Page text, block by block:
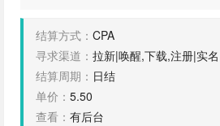
结算方式： CPA
寻求渠道： 拉新|唤醒,下载,注册|实名
结算周期： 日结
单价： 5.50
查看： 有后台